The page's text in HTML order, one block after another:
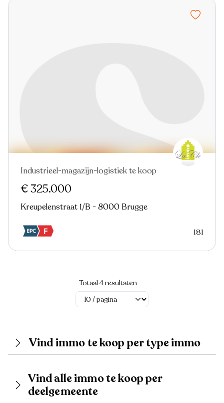
Industrieel-magazijn-logistiek te koop
€ 325.000
Kreupelenstraat 1/B - 8000 Brugge
181
Totaal 4 resultaten
Vind immo te koop per type immo
Vind alle immo te koop per
deelgemeente